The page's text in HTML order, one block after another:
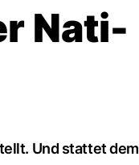
Nati-
Und stattet dem